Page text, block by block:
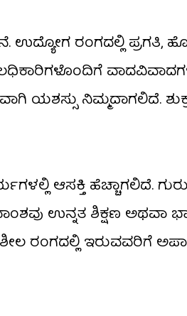
ಉದ್ಯೋಗ ರಂಗದಲ್ಲಿ ಪ್ರಗತಿ,
ನಿಮ್ಮದಾಗಲಿದೆ.
ಆಸಕ್ತಿ ಹೆಚ್ಚಾಗಲಿದೆ.
ಉನ್ನತ ಶಿಕ್ಷಣ ಅಥವಾ
ರಂಗದಲ್ಲಿ ಇರುವವರಿಗೆ